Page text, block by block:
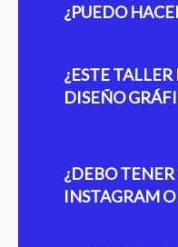
¿PUEDO
¿ESTE
DISEÑO
¿DEBO
INSTAGRAM O